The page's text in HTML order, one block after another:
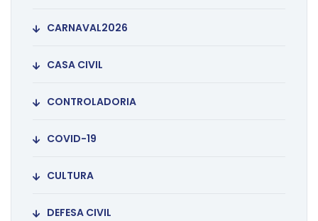
CARNAVAL2026
CASA CIVIL
CONTROLADORIA
COVID-19
CULTURA
DEFESA CIVIL